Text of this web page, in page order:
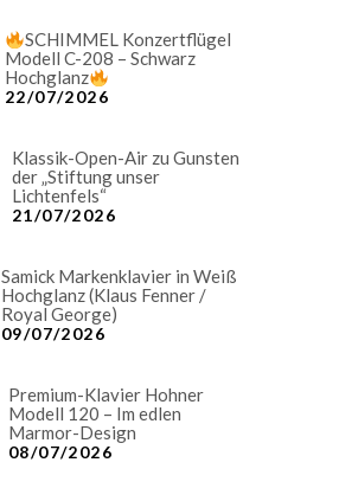
SCHIMMEL Konzertflügel
Modell C-208 – Schwarz
Hochglanz
22/07/2026
Klassik-Open-Air zu Gunsten
der „Stiftung unser
Lichtenfels“
21/07/2026
Samick Markenklavier in Weiß
Hochglanz (Klaus Fenner /
Royal George)
09/07/2026
Premium-Klavier Hohner
Modell 120 – Im edlen
Marmor-Design
08/07/2026